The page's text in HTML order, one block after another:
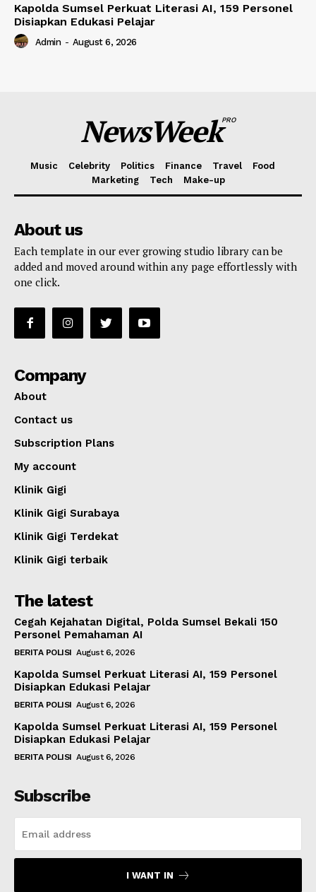
Kapolda Sumsel Perkuat Literasi AI, 159 Personel
Disiapkan Edukasi Pelajar
Admin - August 6, 2026
NewsWeekPRO
Music Celebrity Politics Finance Travel
Food
Marketing
Tech Make-up
About us
Each template in our ever growing studio library can be
added and moved around within any page effortlessly with
one click.
Company
About
Contact us
Subscription Plans
My account
Klinik Gigi
Klinik Gigi Surabaya
Klinik Gigi Terdekat
Klinik Gigi terbaik
The latest
Cegah Kejahatan Digital, Polda Sumsel Bekali 150
Personel Pemahaman AI
BERITA POLISI August 6, 2026
Kapolda Sumsel Perkuat Literasi AI, 159 Personel
Disiapkan Edukasi Pelajar
BERITA POLISI August 6, 2026
Kapolda Sumsel Perkuat Literasi AI, 159 Personel
Disiapkan Edukasi Pelajar
BERITA POLISI August 6, 2026
Subscribe
I WANT IN